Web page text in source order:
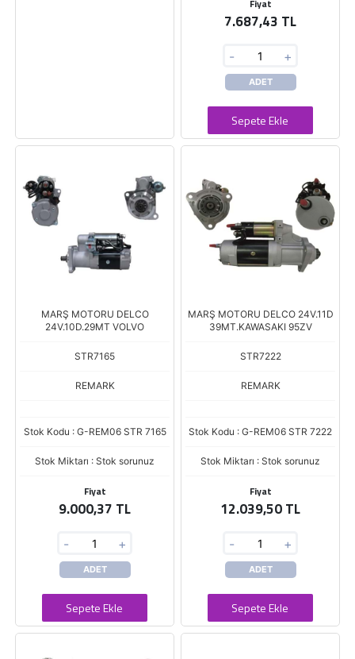
Fiyat
7.687,43 TL
- +
ADET
Sepete Ekle
MARŞ MOTORU DELCO
24V.10D.29MT VOLVO
STR7165
REMARK
Stok Kodu : G-REM06 STR 7165
Stok Miktarı : Stok sorunuz
Fiyat
9.000,37 TL
- +
ADET
Sepete Ekle
MARŞ MOTORU DELCO 24V.11D
39MT.KAWASAKI 95ZV
STR7222
REMARK
Stok Kodu : G-REM06 STR 7222
Stok Miktarı : Stok sorunuz
Fiyat
12.039,50 TL
- +
ADET
Sepete Ekle